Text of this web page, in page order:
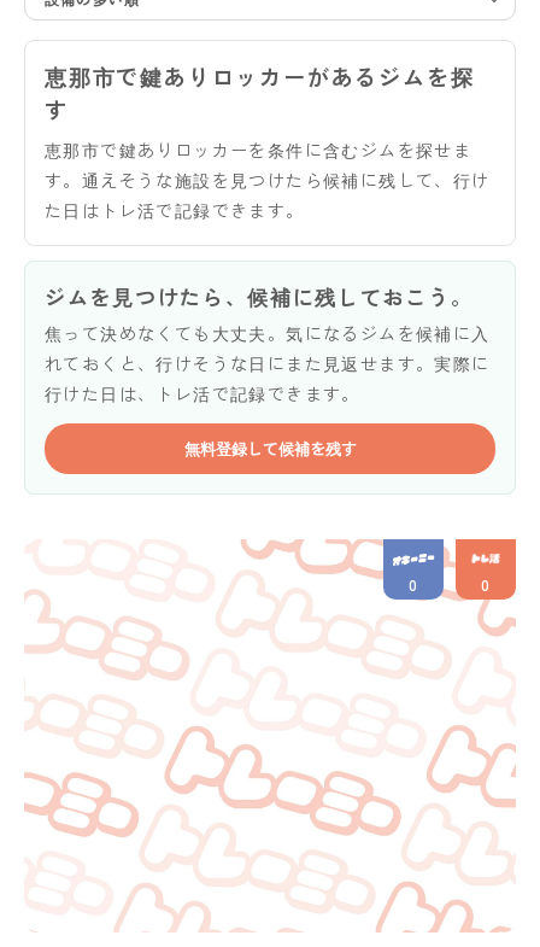
恵那市で鍵ありロッカーがあるジムを探
す
恵那市で鍵ありロッカーを条件に含むジムを探せま
す。通えそうな施設を見つけたら候補に残して、行け
た日はトレ活で記録できます。
ジムを見つけたら、候補に残しておこう。
焦って決めなくても大丈夫。気になるジムを候補に入
れておくと、行けそうな日にまた見返せます。実際に
行けた日は、トレ活で記録できます。
無料登録して候補を残す
0 0